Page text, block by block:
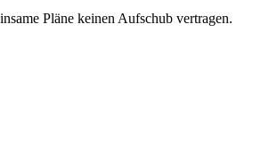
Pläne keinen Aufschub vertragen.